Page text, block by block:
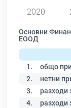
2020
Основни
ЕООД
1. общо
2. нетни
3. разходи
4. разходи